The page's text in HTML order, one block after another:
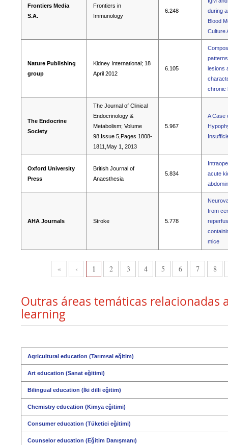
Frontiers Media
S.A.
Frontiers in
Immunology
6.248
during
Blood
Culture
Nature Publishing
group
Kidney International; 18
April 2012
6.105
lesions
chronic
The Endocrine
Society
The Journal of Clinical
Endocrinology &
Metabolism; Volume
98,Issue 5,Pages 1808-
1811,May 1, 2013
5.967
A Case
Oxford University
Press
British Journal of
Anaesthesia
5.834
acute
AHA Journals Stroke 5.778
from
mice
« ‹ 1 2 3 4 5 6 7 8
Outras áreas temáticas relacionadas
learning
Agricultural education (Tarımsal eğitim)
Art education (Sanat eğitimi)
Bilingual education (İki dilli eğitim)
Chemistry education (Kimya eğitimi)
Consumer education (Tüketici eğitimi)
Counselor education (Eğitim Danışmanı)